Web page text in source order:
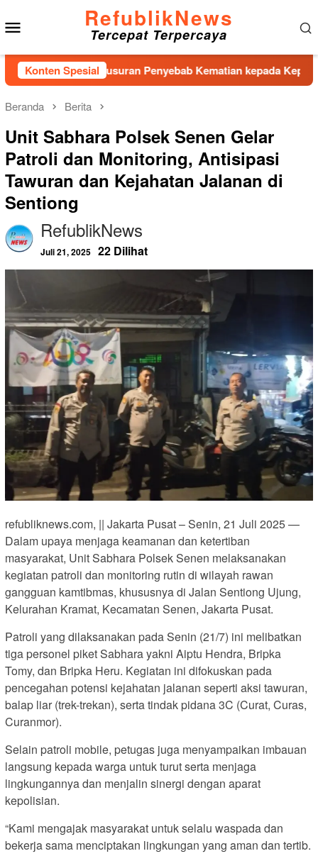
ke
konten
RefublikNews
Tercepat Terpercaya
Konten Spesial
Penelusuran Penyebab Kematian kepada Kepolisian
Beranda Berita
Unit Sabhara Polsek Senen Gelar
Patroli dan Monitoring, Antisipasi
Tawuran dan Kejahatan Jalanan di
Sentiong
RefublikNews
Juli 21, 2025 22 Dilihat
refubliknews.com, || Jakarta Pusat – Senin, 21 Juli 2025 —
Dalam upaya menjaga keamanan dan ketertiban
masyarakat, Unit Sabhara Polsek Senen melaksanakan
kegiatan patroli dan monitoring rutin di wilayah rawan
gangguan kamtibmas, khususnya di Jalan Sentiong Ujung,
Kelurahan Kramat, Kecamatan Senen, Jakarta Pusat.
Patroli yang dilaksanakan pada Senin (21/7) ini melibatkan
tiga personel piket Sabhara yakni Aiptu Hendra, Bripka
Tomy, dan Bripka Heru. Kegiatan ini difokuskan pada
pencegahan potensi kejahatan jalanan seperti aksi tawuran,
balap liar (trek-trekan), serta tindak pidana 3C (Curat, Curas,
Curanmor).
Selain patroli mobile, petugas juga menyampaikan imbauan
langsung kepada warga untuk turut serta menjaga
lingkungannya dan menjalin sinergi dengan aparat
kepolisian.
“Kami mengajak masyarakat untuk selalu waspada dan
bekerja sama menciptakan lingkungan yang aman dan tertib.